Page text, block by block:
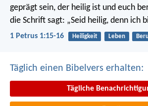
geprägt sein, der heilig ist und euch
die Schrift sagt: „Seid heilig, denn ich
1 Petrus 1:15-16 Heiligkeit Leben
Täglich einen Bibelvers erhalten:
Tägliche